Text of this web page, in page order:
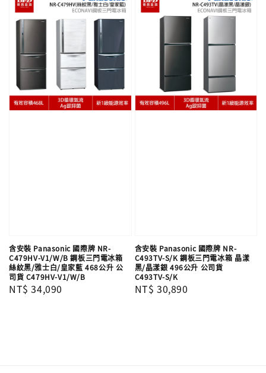
含安裝 Panasonic 國際牌 NR-
C479HV-V1/W/B 鋼板三門電冰箱
絲紋黑/雅士白/皇家藍 468公升 公
司貨 C479HV-V1/W/B
Regular
NT$ 34,090
含安裝 Panasonic 國際牌 NR-
C493TV-S/K 鋼板三門電冰箱 晶漾
黑/晶漾銀 496公升 公司貨
C493TV-S/K
Regular
NT$ 30,890